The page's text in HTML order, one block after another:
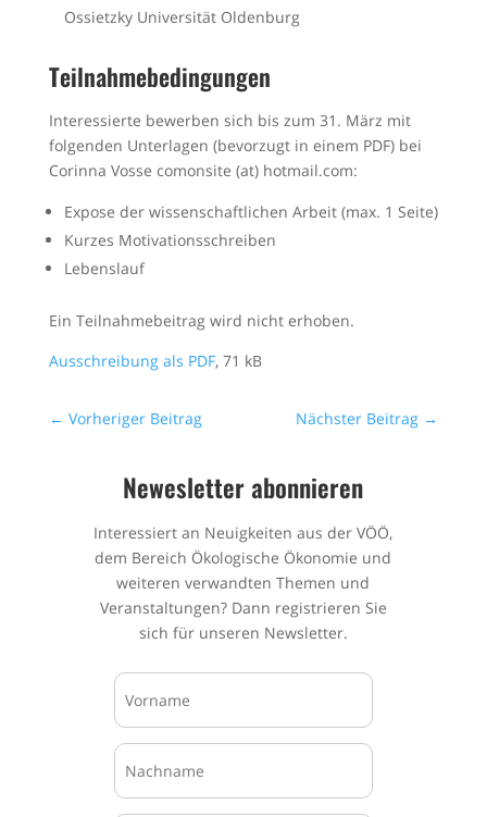
Ossietzky Universität Oldenburg
Teilnahmebedingungen
Interessierte bewerben sich bis zum 31. März mit
folgenden Unterlagen (bevorzugt in einem PDF) bei
Corinna Vosse comonsite (at) hotmail.com:
Expose der wissenschaftlichen Arbeit (max. 1 Seite)
Kurzes Motivationsschreiben
Lebenslauf
Ein Teilnahmebeitrag wird nicht erhoben.
Ausschreibung als PDF, 71 kB
← Vorheriger Beitrag Nächster Beitrag →
Newesletter abonnieren
Interessiert an Neuigkeiten aus der VÖÖ,
dem Bereich Ökologische Ökonomie und
weiteren verwandten Themen und
Veranstaltungen? Dann registrieren Sie
sich für unseren Newsletter.